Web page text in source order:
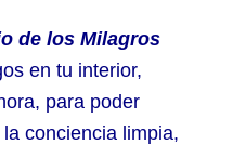
de los Milagros
en tu interior,
para poder
conciencia limpia,